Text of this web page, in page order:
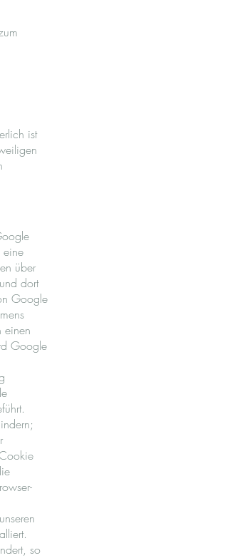
ist
eine
über
dort
Google
einen
Google
so